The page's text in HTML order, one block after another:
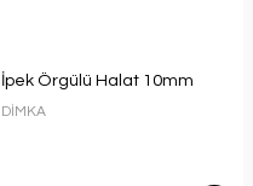
İpek Örgülü Halat 10mm
DİMKA